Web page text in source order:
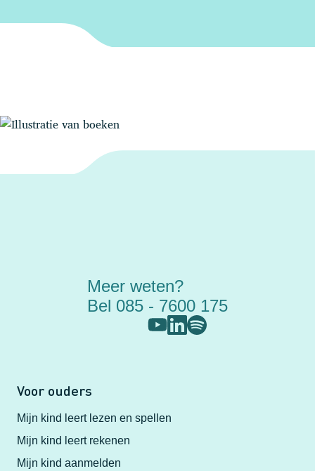
Meer weten?
Bel 085 - 7600 175
Voor ouders
Mijn kind leert lezen en spellen
Mijn kind leert rekenen
Mijn kind aanmelden